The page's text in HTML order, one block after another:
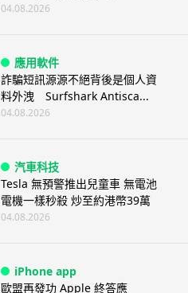
04.08.2026
應用軟件
詐騙短訊源源不絕背後是個人資
料外洩 Surfshark Antisca...
04.08.2026
汽車科技
Tesla 無預警推出兒童車 無電池
電機一樣秒殺 炒至約港幣39萬
04.08.2026
iPhone app
歐盟再發功 Apple 終答應